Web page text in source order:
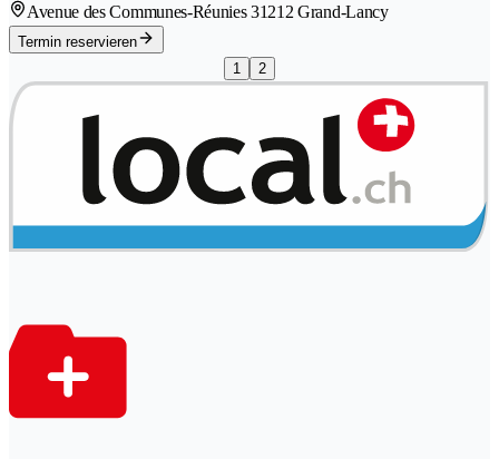
Avenue des Communes-Réunies 31212 Grand-Lancy
Termin reservieren
1
2